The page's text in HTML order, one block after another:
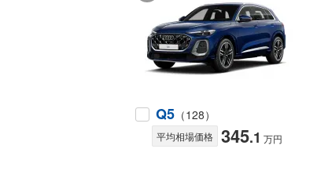
Q5 （128）
平均相場価格 345.1 万円